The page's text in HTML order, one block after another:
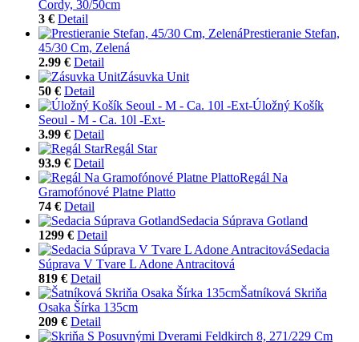
Cordy, 30/50cm
3 € Detail
Prestieranie Stefan,
45/30 Cm, Zelená
2.99 € Detail
Zásuvka Unit
50 € Detail
Úložný Košík
Seoul - M - Ca. 10l -Ext-
3.99 € Detail
Regál Star
93.9 € Detail
Regál Na
Gramofónové Platne Platto
74 € Detail
Sedacia Súprava Gotland
1299 € Detail
Sedacia
Súprava V Tvare L Adone Antracitová
819 € Detail
Šatníková Skriňa
Osaka Šírka 135cm
209 € Detail